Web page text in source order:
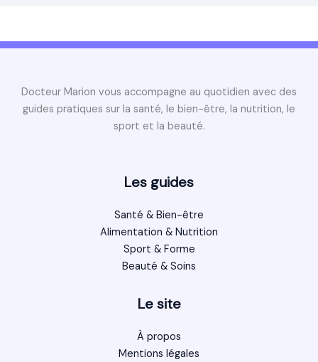
Docteur Marion vous accompagne au quotidien avec des
guides pratiques sur la santé, le bien-être, la nutrition, le
sport et la beauté.
Les guides
Santé & Bien-être
Alimentation & Nutrition
Sport & Forme
Beauté & Soins
Le site
À propos
Mentions légales